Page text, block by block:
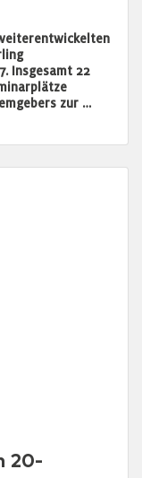
Insgesamt 22
zur …
20-